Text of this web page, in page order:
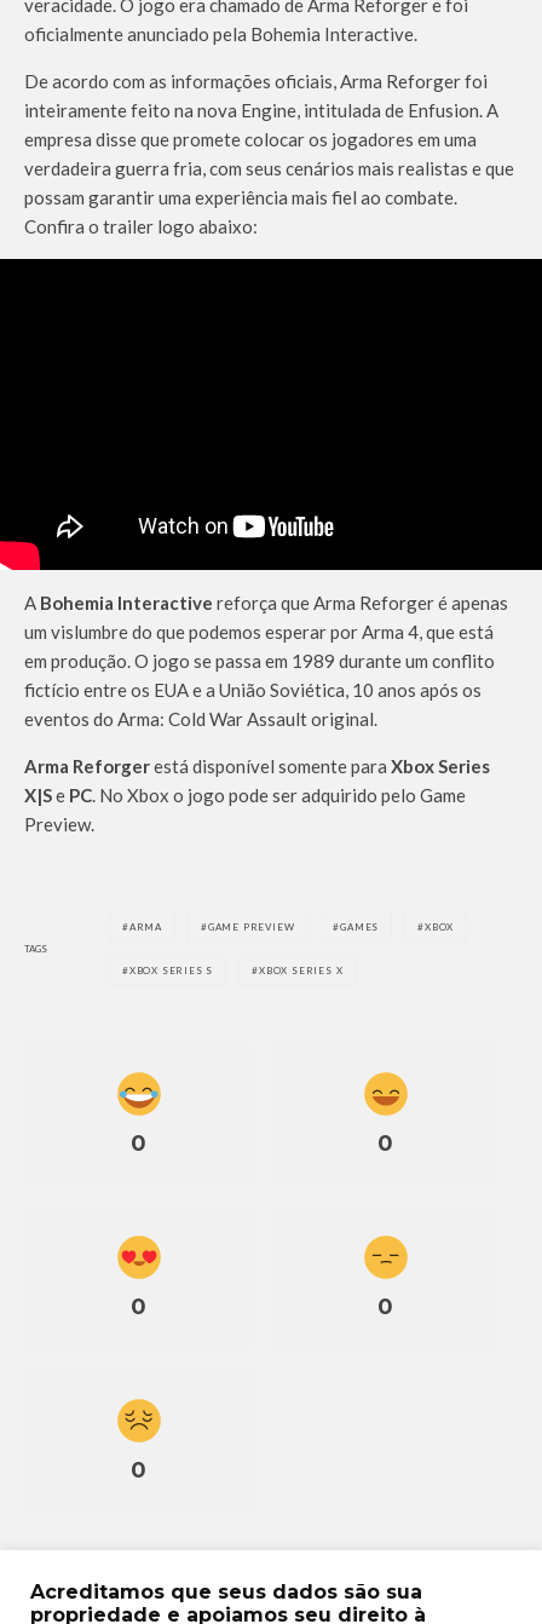
veracidade. O jogo era chamado de Arma Reforger e foi
oficialmente anunciado pela Bohemia Interactive.
De acordo com as informações oficiais, Arma Reforger foi
inteiramente feito na nova Engine, intitulada de Enfusion. A
empresa disse que promete colocar os jogadores em uma
verdadeira guerra fria, com seus cenários mais realistas e que
possam garantir uma experiência mais fiel ao combate.
Confira o trailer logo abaixo:
A Bohemia Interactive reforça que Arma Reforger é apenas
um vislumbre do que podemos esperar por Arma 4, que está
em produção. O jogo se passa em 1989 durante um conflito
fictício entre os EUA e a União Soviética, 10 anos após os
eventos do Arma: Cold War Assault original.
Arma Reforgerestá disponível somente para Xbox Series
X|Se PC. No Xbox o jogo pode ser adquirido pelo Game
Preview.
TAGS
ARMA GAME PREVIEW GAMES XBOX
XBOX SERIES S XBOX SERIES X
0 0
0 0
0
Acreditamos que seus dados são sua
propriedade e apoiamos seu direito à